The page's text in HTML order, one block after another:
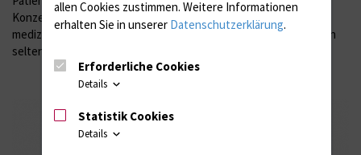
Konzentration hochspezialisierter Gesundheitsversorgung in
medizinischen Bereichen erfordern, in denen dieses Fachwissen
selten ist.
allen Cookies zustimmen. Weitere Informationen
erhalten Sie in unserer Datenschutzerklärung.
Erforderliche Cookies
Details
Statistik Cookies
Details